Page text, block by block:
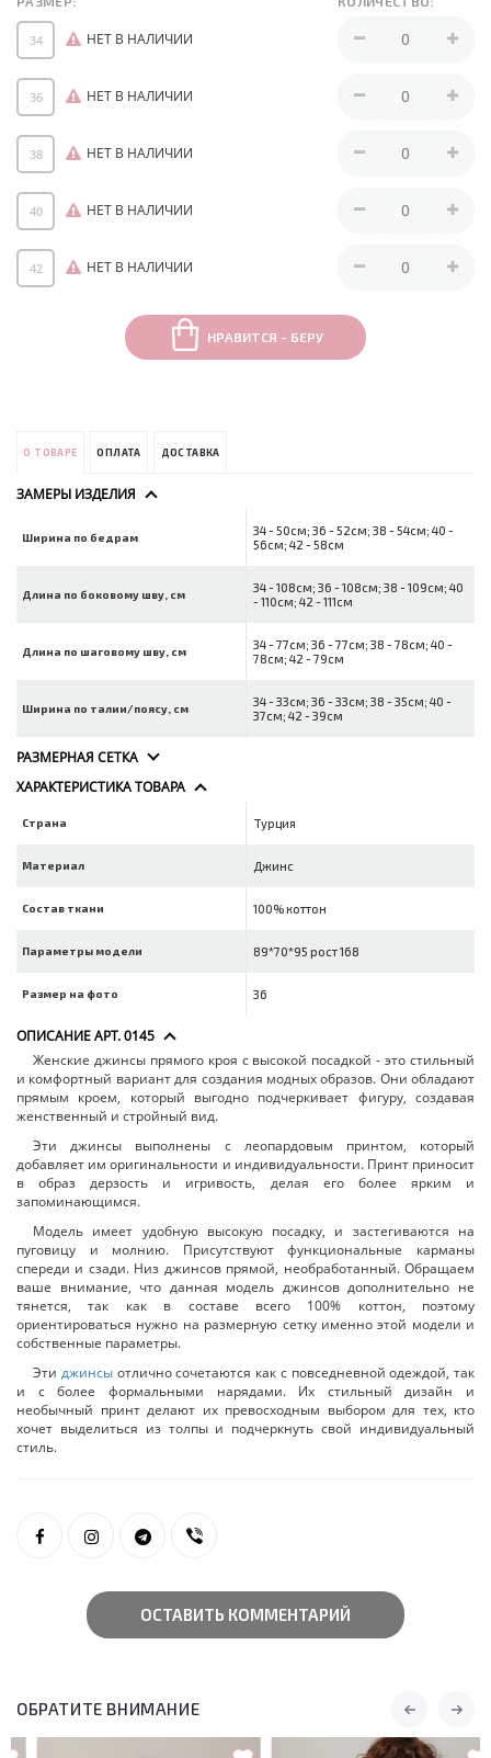
34 НЕТ В НАЛИЧИИ
36 НЕТ В НАЛИЧИИ
38 НЕТ В НАЛИЧИИ
40 НЕТ В НАЛИЧИИ
42 НЕТ В НАЛИЧИИ
НРАВИТСЯ - БЕРУ
О ТОВАРЕ ОПЛАТА ДОСТАВКА
ЗАМЕРЫ ИЗДЕЛИЯ
Ширина по бедрам
34 - 50см; 36 - 52см; 38 - 54см; 40 -
56см; 42 - 58см
Длина по боковому шву, см
34 - 108см; 36 - 108см; 38 - 109см; 40
- 110см; 42 - 111см
Длина по шаговому шву, см
34 - 77см; 36 - 77см; 38 - 78см; 40 -
78см; 42 - 79см
Ширина по талии/поясу, см
34 - 33см; 36 - 33см; 38 - 35см; 40 -
37см; 42 - 39см
РАЗМЕРНАЯ СЕТКА
ХАРАКТЕРИСТИКА ТОВАРА
Страна Турция
Материал Джинс
Состав ткани 100% коттон
Параметры модели 89*70*95 рост 168
Размер на фото 36
ОПИСАНИЕ АРТ. 0145
Женские джинсы прямого кроя с высокой посадкой - это стильный
и комфортный вариант для создания модных образов. Они обладают
прямым кроем, который выгодно подчеркивает фигуру, создавая
женственный и стройный вид.
Эти джинсы выполнены с леопардовым принтом, который
добавляет им оригинальности и индивидуальности. Принт приносит
в образ дерзость и игривость, делая его более ярким и
запоминающимся.
Модель имеет удобную высокую посадку, и застегиваются на
пуговицу и молнию. Присутствуют функциональные карманы
спереди и сзади. Низ джинсов прямой, необработанный. Обращаем
ваше внимание, что данная модель джинсов дополнительно не
тянется, так как в составе всего 100% коттон, поэтому
ориентироваться нужно на размерную сетку именно этой модели и
собственные параметры.
Эти джинсыотлично сочетаются как с повседневной одеждой, так
и с более формальными нарядами. Их стильный дизайн и
необычный принт делают их превосходным выбором для тех, кто
хочет выделиться из толпы и подчеркнуть свой индивидуальный
стиль.
ОСТАВИТЬ КОММЕНТАРИЙ
ОБРАТИТЕ ВНИМАНИЕ